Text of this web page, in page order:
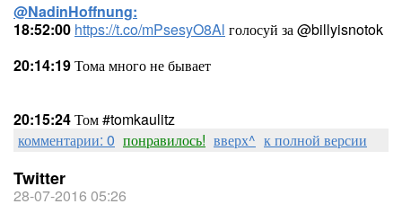
@NadinHoffnung:
18:52:00 https://t.co/mPsesyO8Al голосуй за @billyisnotok
20:14:19Тома много не бывает
20:15:24Том #tomkaulitz
комментарии: 0 понравилось! вверх^ к полной версии
Twitter
28-07-2016 05:26